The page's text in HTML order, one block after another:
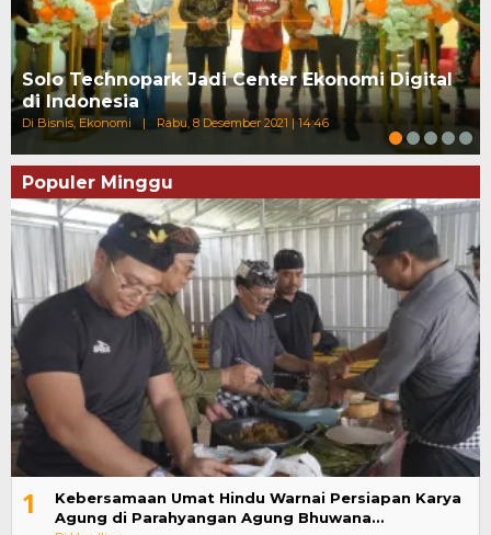
Solo Technopark Jadi Center Ekonomi Digital
di Indonesia
Di Bisnis, Ekonomi | Rabu, 8 Desember 2021 | 14:46
Populer Minggu
1
Kebersamaan Umat Hindu Warnai Persiapan Karya
Agung di Parahyangan Agung Bhuwana…